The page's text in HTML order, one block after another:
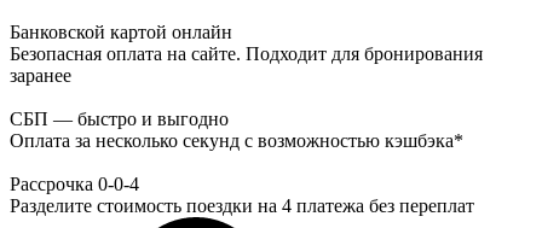
Банковской картой онлайн
Безопасная оплата на сайте. Подходит для бронирования
заранее
СБП — быстро и выгодно
Оплата за несколько секунд с возможностью кэшбэка*
Рассрочка 0-0-4
Разделите стоимость поездки на 4 платежа без переплат